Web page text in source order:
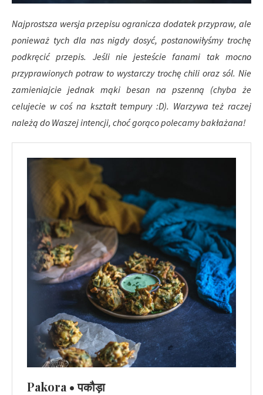
Najprostsza wersja przepisu ogranicza dodatek przypraw, ale
ponieważ tych dla nas nigdy dosyć, postanowiłyśmy trochę
podkręcić przepis. Jeśli nie jesteście fanami tak mocno
przyprawionych potraw to wystarczy trochę chili oraz sól. Nie
zamieniajcie jednak mąki besan na pszenną (chyba że
celujecie w coś na kształt tempury :D). Warzywa też raczej
należą do Waszej intencji, choć gorąco polecamy bakłażana!
Pakora • पकौड़ा